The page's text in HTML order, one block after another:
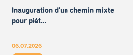
Inauguration d'un chemin mixte
pour piét…
06.07.2026